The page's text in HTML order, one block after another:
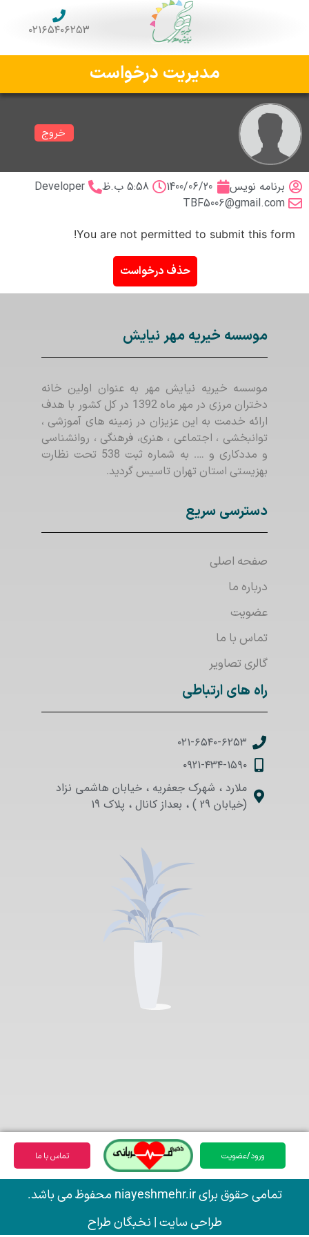
۰۲۱۶۵۴۰۶۲۵۳
مدیریت درخواست
خروج
برنامه نویس 1400/06/20 5:58 ب.ظ
Developer
TBF5006@gmail.com
You are not permitted to submit this form!
حذف درخواست
موسسه خیریه مهر نیایش
موسسه خیریه نیایش مهر به عنوان اولین خانه
دختران مرزی در مهر ماه 1392 در کل کشور با هدف
ارائه خدمت به این عزیزان در زمینه های آموزشی ،
توانبخشی ، اجتماعی ، هنری، فرهنگی ، روانشناسی
و مددکاری و …. به شماره ثبت 538 تحت نظارت
بهزیستی استان تهران تاسیس گردید.
دسترسی سریع
صفحه اصلی
درباره ما
عضویت
تماس با ما
گالری تصاویر
راه های ارتباطی
۰۲۱-۶۵۴۰-۶۲۵۳
۰۹21-۴۳۴-۱۵۹۰
ملارد ، شهرک جعفریه ، خیابان هاشمی نزاد
(خیابان 29 ) ، بعداز کانال ، پلاک 19
ورود/عضویت تماس با ما
تمامی حقوق برای niayeshmehr.ir محفوظ می باشد.
طراحی سایت | نخبگان طراح